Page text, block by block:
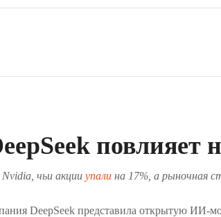
чьи акции упали на 17%, а рыночная
DeepSeek представила открытую ИИ-